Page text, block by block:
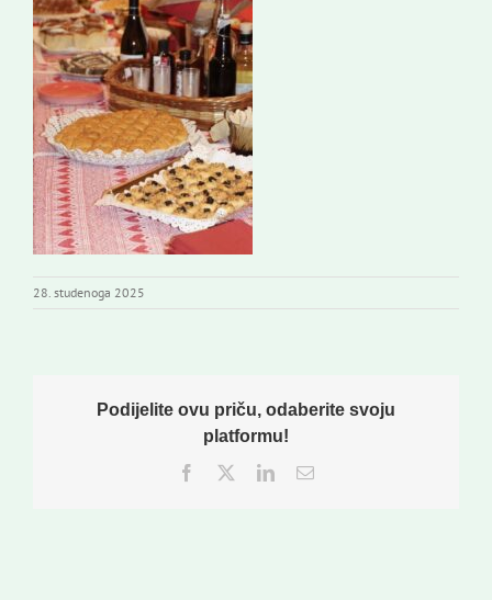
28. studenoga 2025
Podijelite ovu priču, odaberite svoju
platformu!
Facebook
TwitterLinkedInEmail: